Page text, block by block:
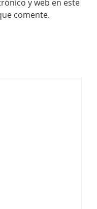
y web en este
comente.